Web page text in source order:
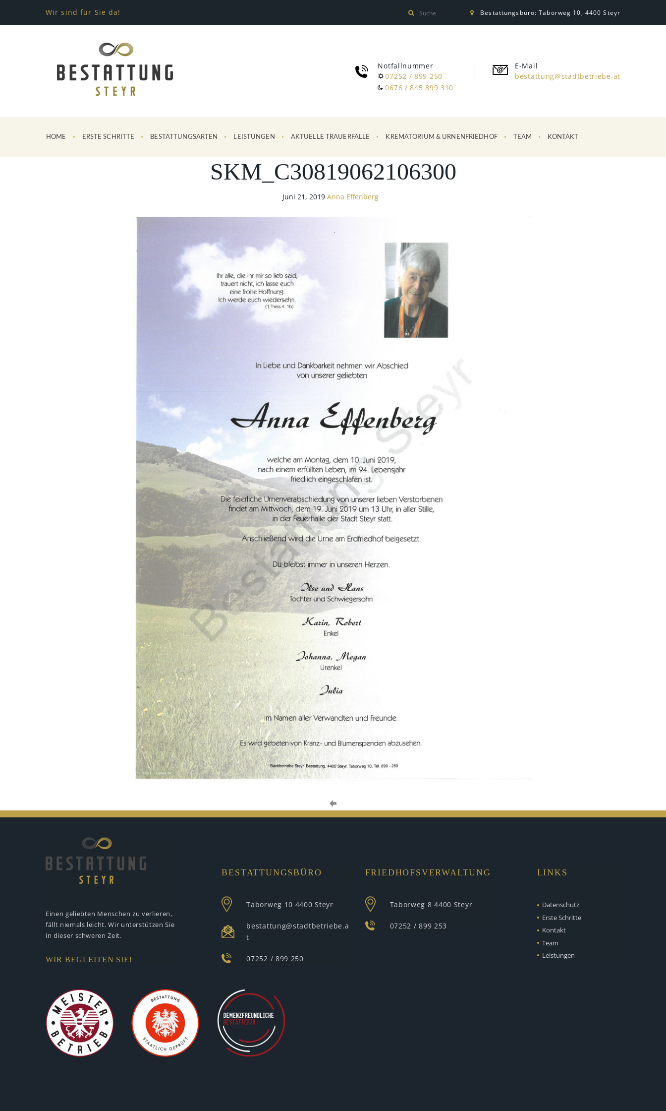
Wir sind für Sie da! Bestattungsbüro: Taborweg 10, 4400 Steyr
Notfallnummer
07252 / 899 250
0676 / 845 899 310
E-Mail
bestattung@stadtbetriebe.at
HOME ERSTE SCHRITTE BESTATTUNGSARTEN LEISTUNGEN AKTUELLE TRAUERFÄLLE KREMATORIUM & URNENFRIEDHOF TEAM KONTAKT
SKM_C30819062106300
Juni 21, 2019 Anna Effenberg
Einen geliebten Menschen zu verlieren,
fällt niemals leicht. Wir unterstützen Sie
in dieser schweren Zeit.
WIR BEGLEITEN SIE!
BESTATTUNGSBÜRO
Taborweg 10 4400 Steyr
bestattung@stadtbetriebe.a
t
07252 / 899 250
FRIEDHOFSVERWALTUNG
Taborweg 8 4400 Steyr
07252 / 899 253
LINKS
Datenschutz
Erste Schritte
Kontakt
Team
Leistungen